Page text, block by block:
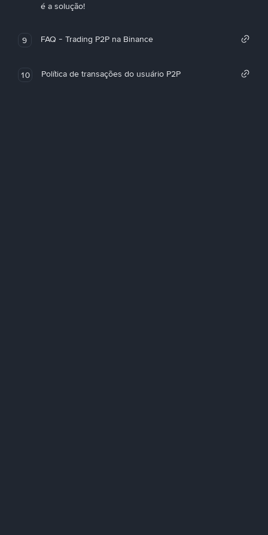
é a solução!
9 FAQ - Trading P2P na Binance
10 Política de transações do usuário P2P